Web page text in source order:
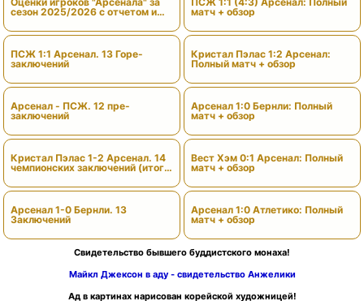
сезон 2025/2026 с отчетом и
ПСЖ 1:1 Арсенал. 13 Горе-
заключений
Арсенал - ПСЖ. 12 пре-
заключений
Кристал Пэлас 1-2 Арсенал. 14
чемпионских заключений (итоги
Арсенал 1-0 Бернли. 13
Заключений
матч + обзор
Кристал Пэлас 1:2 Арсенал:
Полный матч + обзор
Арсенал 1:0 Бернли: Полный
матч + обзор
Вест Хэм 0:1 Арсенал: Полный
матч + обзор
Арсенал 1:0 Атлетико: Полный
матч + обзор
Свидетельство бывшего буддистского монаха!
Майкл Джексон в аду - свидетельство Анжелики
Ад в картинах нарисован корейской художницей!